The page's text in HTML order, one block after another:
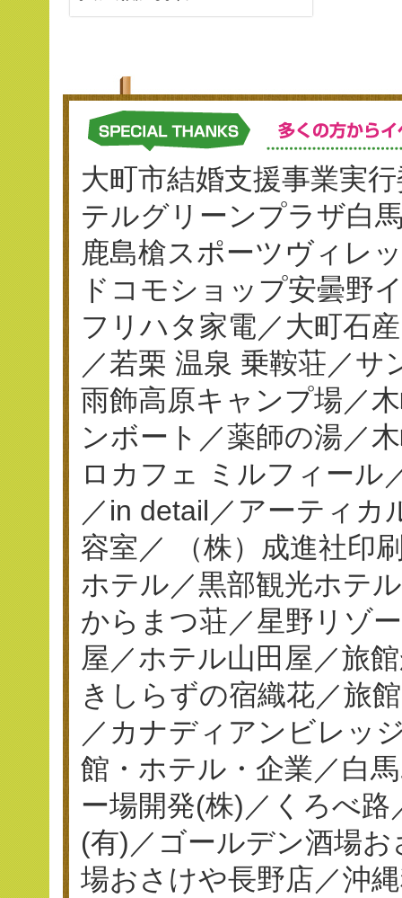
大町市結婚支援事業実
テルグリーンプラザ白
鹿島槍スポーツヴィレ
ドコモショップ安曇野
フリハタ家電／大町石
／若栗 温泉 乗鞍荘／
雨飾高原キャンプ場／
ンボート／薬師の湯／
ロカフェ ミルフィール
／in detail／アーティカ
容室／ （株）成進社印
ホテル／黒部観光ホテ
からまつ荘／星野リゾ
屋／ホテル山田屋／旅
きしらずの宿織花／旅
／カナディアンビレッ
館・ホテル・企業／白
ー場開発(株)／くろべ
(有)／ゴールデン酒場
場おさけや長野店／沖